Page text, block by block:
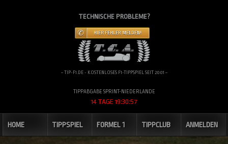
TECHNISCHE PROBLEME?
HIER FEHLER MELDEN!
~ TIP-F1.DE - KOSTENLOSES F1-TIPPSPIEL SEIT 2001 ~
TIPPABGABE SPRINT-NIEDERLANDE
14 TAGE 19:30:56
HOME TIPPSPIEL FORMEL 1 TIPPCLUB ANMELDEN